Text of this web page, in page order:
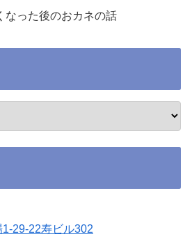
なった後のおカネの話
29-22寿ビル302